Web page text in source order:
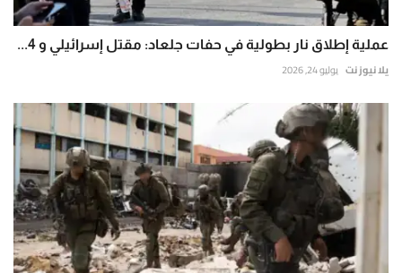
عملية إطلاق نار بطولية في حفات جلعاد: مقتل إسرائيلي و 4...
يلا نيوز نت يوليو 24, 2026